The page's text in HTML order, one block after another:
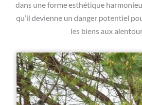
dans une forme esthétique
qu’il devienne un danger potentiel
les biens aux